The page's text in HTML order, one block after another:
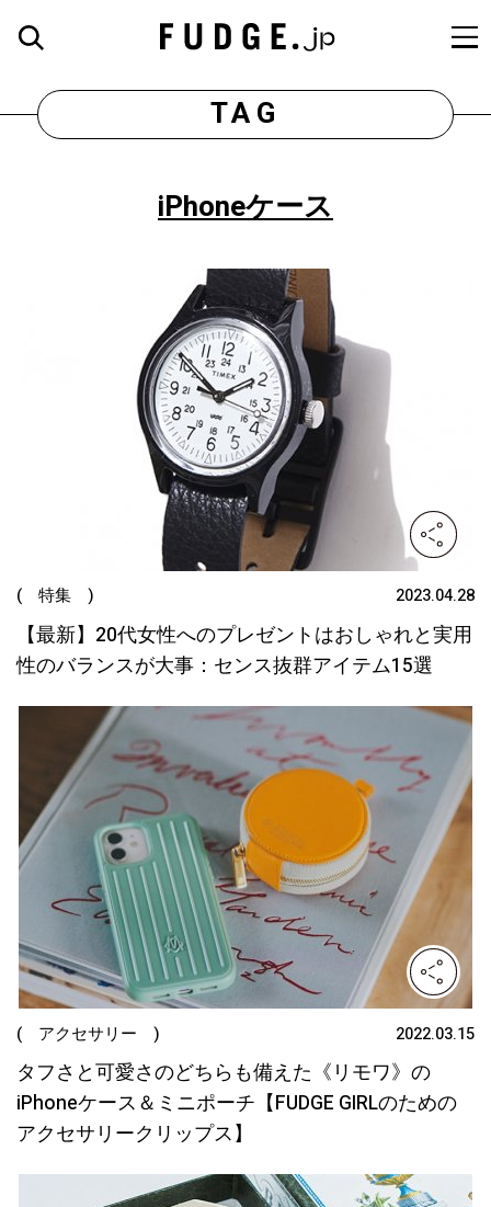
TAG
iPhoneケース
( 特集 ) 2023.04.28
【最新】20代女性へのプレゼントはおしゃれと実用
性のバランスが大事：センス抜群アイテム15選
( アクセサリー ) 2022.03.15
タフさと可愛さのどちらも備えた《リモワ》の
iPhoneケース＆ミニポーチ【FUDGE GIRLのための
アクセサリークリップス】